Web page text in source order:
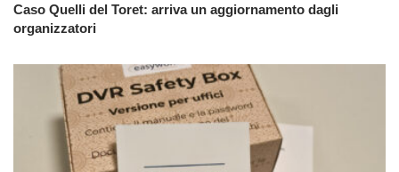
Caso Quelli del Toret: arriva un aggiornamento dagli
organizzatori